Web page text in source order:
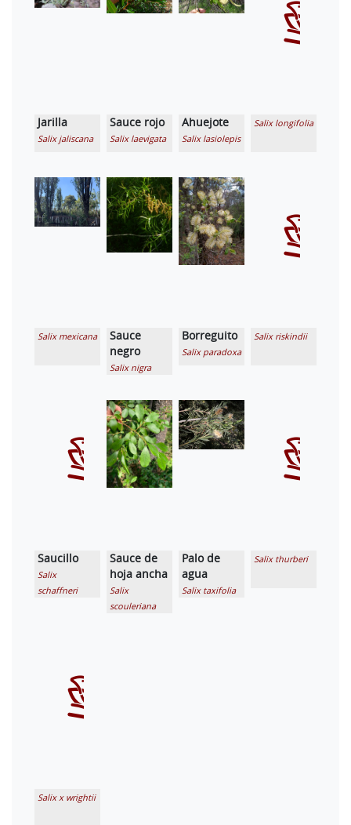
Jarilla
Salix jaliscana
Sauce rojo
Salix laevigata
Ahuejote
Salix lasiolepis
Salix longifolia
Salix mexicana
Sauce
negro
Salix nigra
Borreguito
Salix paradoxa
Salix riskindii
Saucillo
Salix
schaffneri
Sauce de
hoja ancha
Salix
scouleriana
Palo de
agua
Salix taxifolia
Salix thurberi
Salix x wrightii